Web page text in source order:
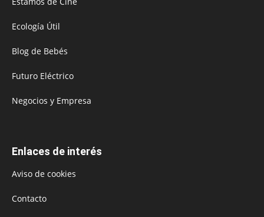
Ecología Útil
Blog de Bebés
Futuro Eléctrico
Negocios y Empresa
Enlaces de interés
Aviso de cookies
Contacto